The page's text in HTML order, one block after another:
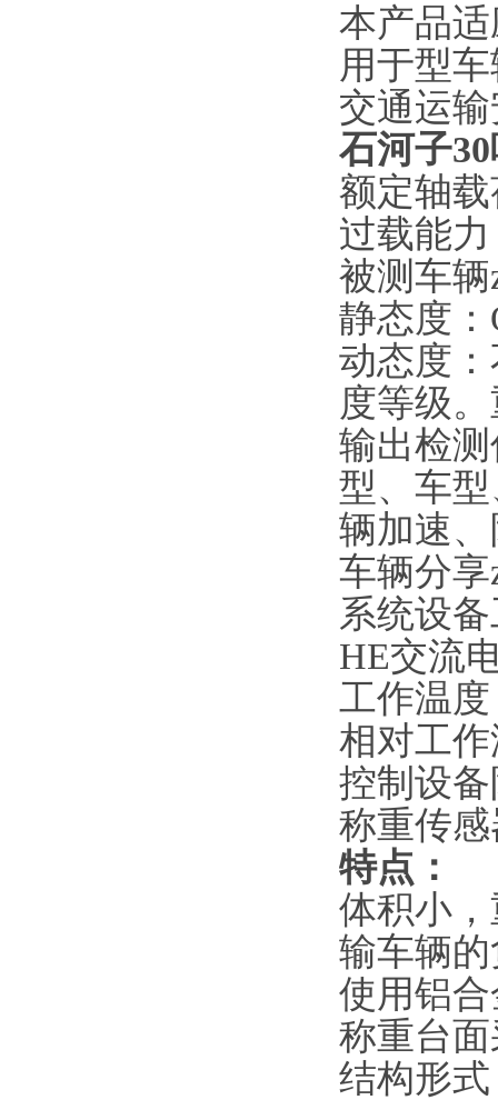
本产品
用于型
交通运
石河子
额定轴
过载能
被测车
静态度：
动态度
度等级
输出检
型、车
辆加速
车辆分
系统设
HE交流
工作温
相对工
控制设
称重传
特点：
体积小
输车辆
使用铝
称重台
结构形